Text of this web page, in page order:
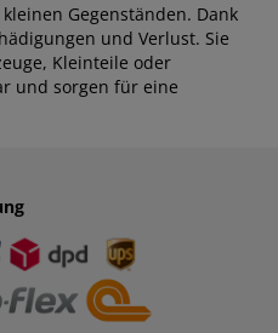
Gegenständen. Dank
und Verlust. Sie
Kleinteile oder
und sorgen für eine